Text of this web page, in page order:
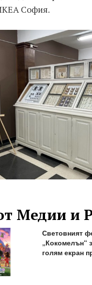
София.
Медии и
Световният
„Кокомелън“
голям екран